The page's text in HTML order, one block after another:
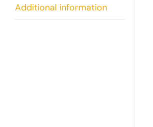
Additional information